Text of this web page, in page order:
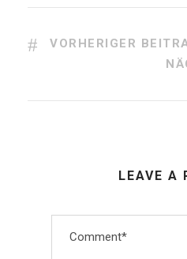
VORHERIGER
LEAVE A